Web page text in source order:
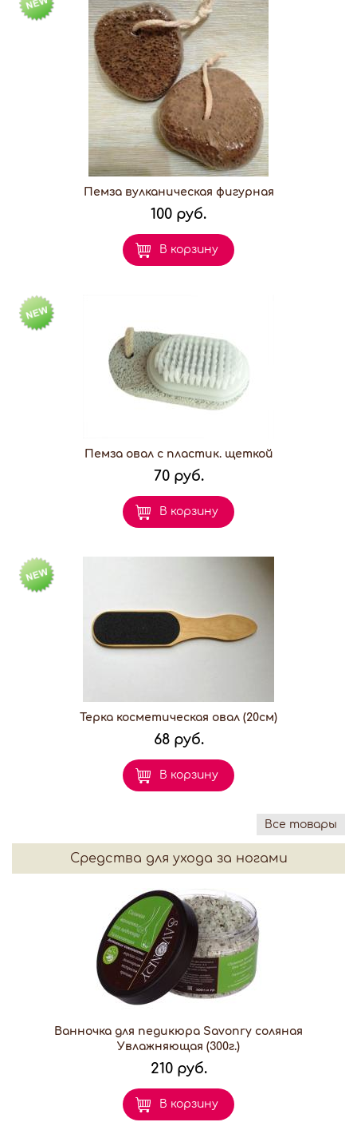
Пемза вулканическая фигурная
100 руб.
В корзину
Пемза овал с пластик. щеткой
70 руб.
В корзину
Терка косметическая овал (20см)
68 руб.
В корзину
Все товары
Средства для ухода за ногами
Ванночка для педикюра Savonry соляная
Увлажняющая (300г.)
210 руб.
В корзину